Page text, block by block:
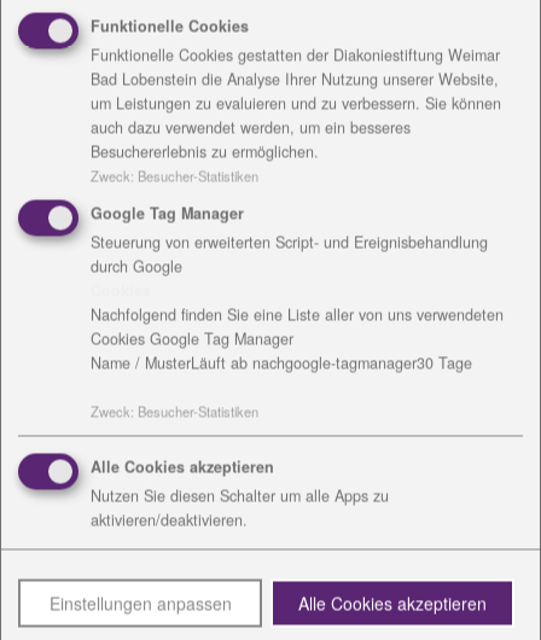
Kontakt
Katrin Gersdorf
07356 Bad Lobenstein
Tel.: 036651 - 653212
Fax: 036651 395847
Jobmanager-SOK@diakonie-wl.de
Download: vCard
Funktionelle Cookies
Funktionelle Cookies gestatten der Diakoniestiftung Weimar
Bad Lobenstein die Analyse Ihrer Nutzung unserer Website,
um Leistungen zu evaluieren und zu verbessern. Sie können
auch dazu verwendet werden, um ein besseres
Besuchererlebnis zu ermöglichen.
Zweck: Besucher-Statistiken
Google Tag Manager
Steuerung von erweiterten Script- und Ereignisbehandlung
durch Google
Nachfolgend finden Sie eine Liste aller von uns verwendeten
Cookies Google Tag Manager
Name / MusterLäuft ab nachgoogle-tagmanager30 Tage
Zweck: Besucher-Statistiken
Alle Cookies akzeptieren
Nutzen Sie diesen Schalter um alle Apps zu
aktivieren/deaktivieren.
Einstellungen anpassen Alle Cookies akzeptieren